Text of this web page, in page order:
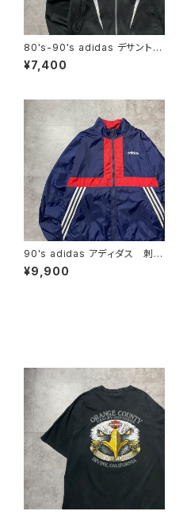
80's-90's adidas デサント製
アディダス トレフォイル 刺繍
ロゴ ジャージ トラックジャケ
¥7,400
90's adidas アディダス 刺繍
ワンポイント クレイジーパタ
ーン ネイビー×レッド ナイロ
¥9,900